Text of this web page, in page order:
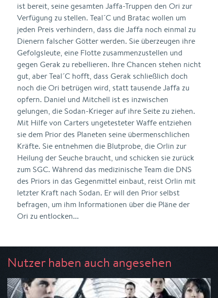
ist bereit, seine gesamten Jaffa-Truppen den Ori zur
Verfügung zu stellen. Teal´C und Bratac wollen um
jeden Preis verhindern, dass die Jaffa noch einmal zu
Dienern falscher Götter werden. Sie überzeugen ihre
Gefolgsleute, eine Flotte zusammenzustellen und
gegen Gerak zu rebellieren. Ihre Chancen stehen nicht
gut, aber Teal´C hofft, dass Gerak schließlich doch
noch die Ori betrügen wird, statt tausende Jaffa zu
opfern. Daniel und Mitchell ist es inzwischen
gelungen, die Sodan-Krieger auf ihre Seite zu ziehen.
Mit Hilfe von Carters ungetesteter Waffe entziehen
sie dem Prior des Planeten seine übermenschlichen
Kräfte. Sie entnehmen die Blutprobe, die Orlin zur
Heilung der Seuche braucht, und schicken sie zurück
zum SGC. Während das medizinische Team die DNS
des Priors in das Gegenmittel einbaut, reist Orlin mit
letzter Kraft nach Sodan. Er will den Prior selbst
befragen, um ihm Informationen über die Pläne der
Ori zu entlocken...
Nutzer haben auch angesehen